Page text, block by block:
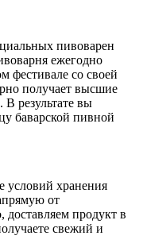
пивоварен
ежегодно
фестивале со своей
получает высшие
результате вы
баварской пивной
условий хранения
от
продукт в
свежий и